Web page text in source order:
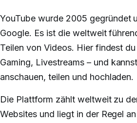
YouTube wurde 2005 gegründet
Google. Es ist die weltweit
Teilen von Videos. Hier findest
Gaming, Livestreams – und
anschauen, teilen und hochladen.
Die Plattform zählt weltweit zu
Websites und liegt in der Regel